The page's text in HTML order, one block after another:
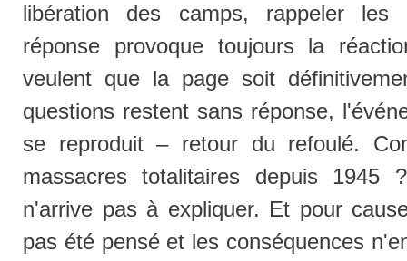
libération des camps, rappeler les
réponse provoque toujours la
veulent que la page soit
questions restent sans réponse,
se reproduit – retour du refoulé.
massacres totalitaires depuis 1945
n'arrive pas à expliquer. Et pour
pas été pensé et les conséquences